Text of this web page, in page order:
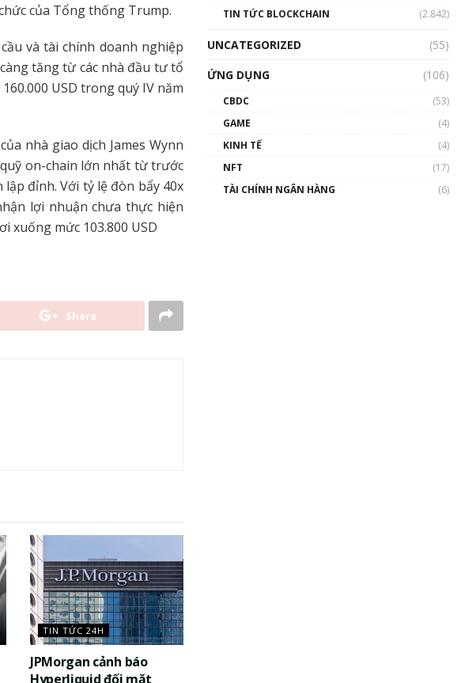
của Tổng thống Trump.
và tài chính doanh nghiệp
tăng từ các nhà đầu tư tổ
USD trong quý IV năm
nhà giao dịch James Wynn
on-chain lớn nhất từ trước
đỉnh. Với tỷ lệ đòn bẩy 40x
lợi nhuận chưa thực hiện
xuống mức 103.800 USD
Share
TIN TỨC 24H
JPMorgan cảnh báo
Hyperliquid đối mặt
TIN TỨC BLOCKCHAIN
(2.842)
UNCATEGORIZED
(55)
ỨNG DỤNG
(106)
CBDC
(53)
GAME
(4)
KINH TẾ
(4)
NFT
(17)
TÀI CHÍNH NGÂN HÀNG
(6)